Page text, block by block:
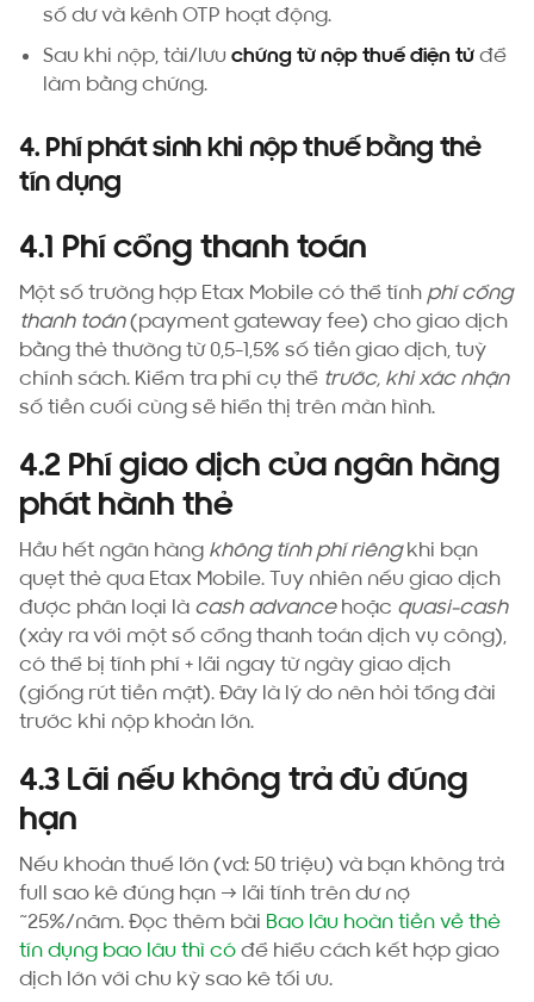
số dư và kênh OTP hoạt động.
Sau khi nộp, tải/lưu chứng từ nộp thuế điện tửđể
làm bằng chứng.
4. Phí phát sinh khi nộp thuế bằng thẻ
tín dụng
4.1 Phí cổng thanh toán
Một số trường hợp Etax Mobile có thể tính phí cổng
thanh toán(payment gateway fee) cho giao dịch
bằng thẻ thường từ 0,5-1,5% số tiền giao dịch, tuỳ
chính sách. Kiểm tra phí cụ thể trước, khi xác nhận
số tiền cuối cùng sẽ hiển thị trên màn hình.
4.2 Phí giao dịch của ngân hàng
phát hành thẻ
Hầu hết ngân hàng không tính phí riêngkhi bạn
quẹt thẻ qua Etax Mobile. Tuy nhiên nếu giao dịch
được phân loại là cash advancehoặc quasi-cash
(xảy ra với một số cổng thanh toán dịch vụ công),
có thể bị tính phí + lãi ngay từ ngày giao dịch
(giống rút tiền mặt). Đây là lý do nên hỏi tổng đài
trước khi nộp khoản lớn.
4.3 Lãi nếu không trả đủ đúng
hạn
Nếu khoản thuế lớn (vd: 50 triệu) và bạn không trả
full sao kê đúng hạn → lãi tính trên dư nợ
~25%/năm. Đọc thêm bài Bao lâu hoàn tiền về thẻ
tín dụng bao lâu thì cóđể hiểu cách kết hợp giao
dịch lớn với chu kỳ sao kê tối ưu.